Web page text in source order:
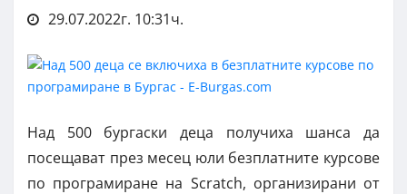
29.07.2022г. 10:31ч.
Над 500 бургаски деца получиха шанса да
посещават през месец юли безплатните курсове
по програмиране на Scratch, организирани от